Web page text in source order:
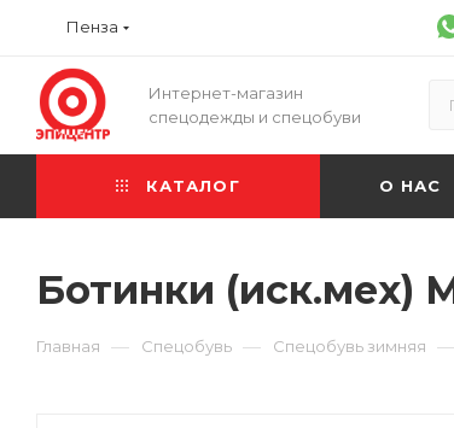
Пенза
Интернет-магазин
спецодежды и спецобуви
КАТАЛОГ О НАС
Ботинки (иск.мех)
Главная — Спецобувь — Спецобувь зимняя —